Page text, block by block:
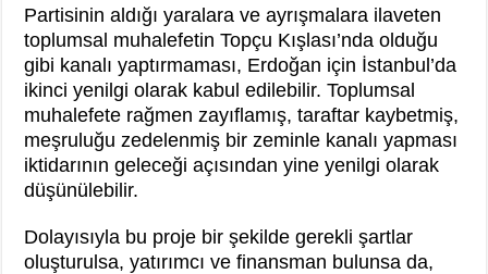
Partisinin aldığı yaralara ve ayrışmalara ilaveten
toplumsal muhalefetin Topçu Kışlası’nda olduğu
gibi kanalı yaptırmaması, Erdoğan için İstanbul’da
ikinci yenilgi olarak kabul edilebilir. Toplumsal
muhalefete rağmen zayıflamış, taraftar kaybetmiş,
meşruluğu zedelenmiş bir zeminle kanalı yapması
iktidarının geleceği açısından yine yenilgi olarak
düşünülebilir.
Dolayısıyla bu proje bir şekilde gerekli şartlar
oluşturulsa, yatırımcı ve finansman bulunsa da,